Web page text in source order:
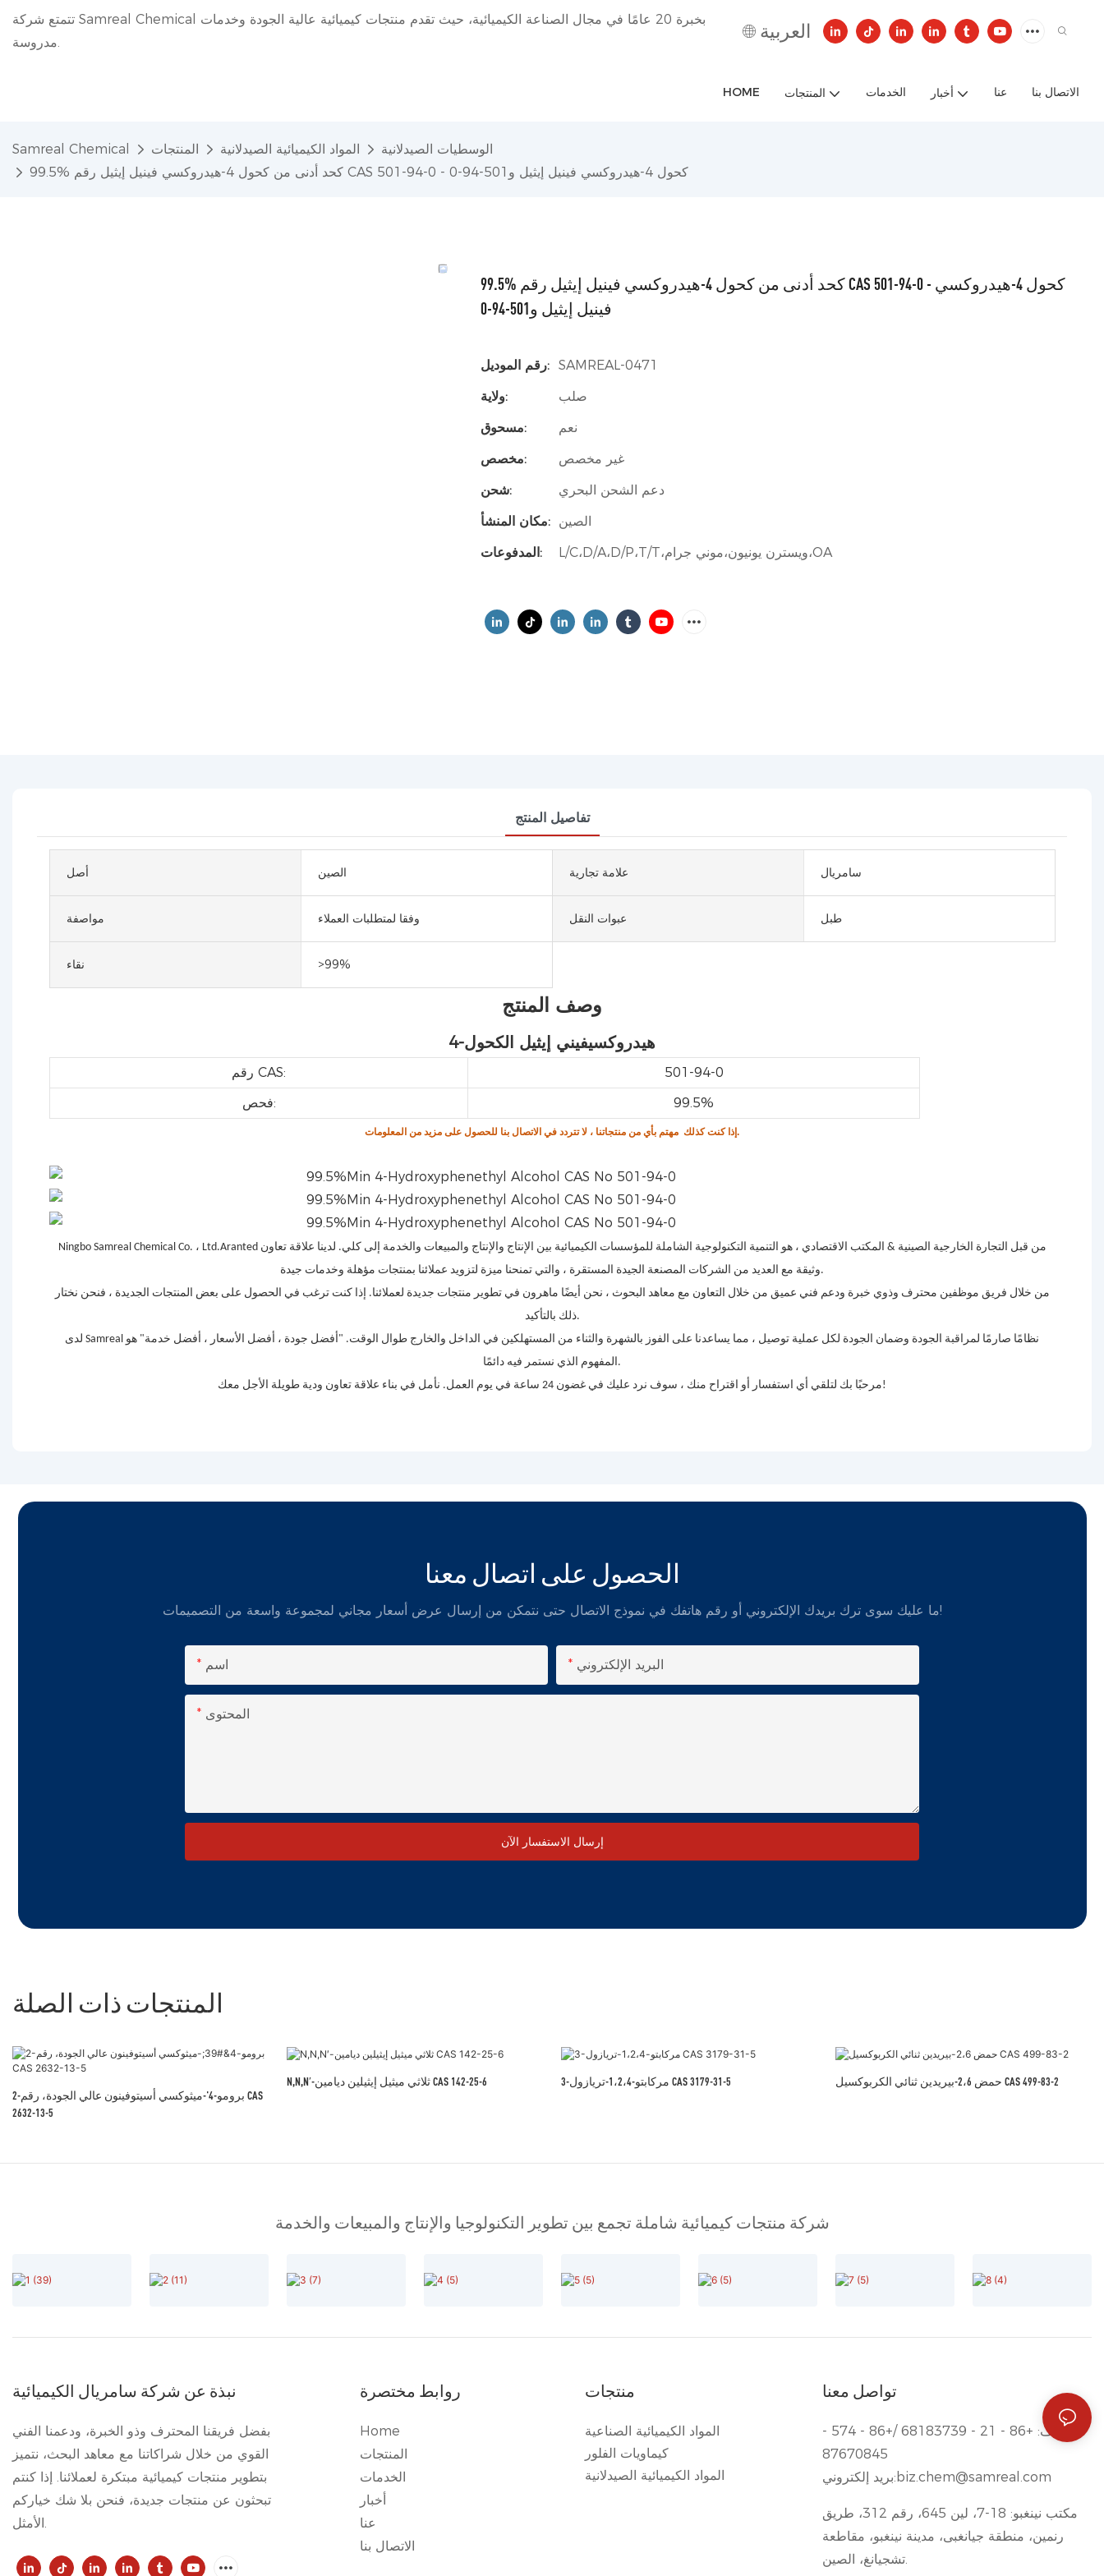
تتمتع شركة Samreal Chemical بخبرة 20 عامًا في مجال الصناعة الكيميائية، حيث تقدم منتجات كيميائية عالية الجودة وخدمات
مدروسة.
العربية
HOME المنتجات الخدمات أخبار عنا الاتصال بنا
Samreal Chemical المنتجات المواد الكيميائية الصيدلانية
الوسطيات الصيدلانية
99.5% كحد أدنى من كحول 4-هيدروكسي فينيل إيثيل رقم CAS 501-94-0 - كحول 4-هيدروكسي فينيل إيثيل و501-94-0
99.5% كحد أدنى من كحول 4-هيدروكسي فينيل إيثيل رقم CAS 501-94-0 - كحول 4-هيدروكسي
فينيل إيثيل و501-94-0
رقم الموديل: SAMREAL-0471
ولاية:
صلب
مسحوق:
نعم
مخصص:
غير مخصص
شحن:
دعم الشحن البحري
مكان المنشأ: الصين
المدفوعات:
L/C،D/A،D/P،T/T،ويسترن يونيون،موني جرام،OA
تفاصيل المنتج
أصل الصين علامة تجارية سامريال
مواصفة وفقا لمتطلبات العملاء عبوات النقل طبل
نقاء >99%
وصف المنتج
4-هيدروكسيفيني إيثيل الكحول
رقم CAS:
501-94-0
فحص:
99.5%
إذا كنت كذلكمهتم بأي من منتجاتنا ، لا تتردد في الاتصال بنا للحصول على مزيد من المعلومات.
Ningbo Samreal Chemical Co. ، Ltd.Aranted من قبل التجارة الخارجية الصينية & المكتب الاقتصادي ، هو التنمية التكنولوجية الشاملة للمؤسسات الكيميائية بين الإنتاج والإنتاج والمبيعات والخدمة إلى كلي. لدينا علاقة تعاون
وثيقة مع العديد من الشركات المصنعة الجيدة المستقرة ، والتي تمنحنا ميزة لتزويد عملائنا بمنتجات مؤهلة وخدمات جيدة.
من خلال فريق موظفين محترف وذوي خبرة ودعم فني عميق من خلال التعاون مع معاهد البحوث ، نحن أيضًا ماهرون في تطوير منتجات جديدة لعملائنا. إذا كنت ترغب في الحصول على بعض المنتجات الجديدة ، فنحن نختار
ذلك بالتأكيد.
لدى Samreal نظامًا صارمًا لمراقبة الجودة وضمان الجودة لكل عملية توصيل ، مما يساعدنا على الفوز بالشهرة والثناء من المستهلكين في الداخل والخارج طوال الوقت. "أفضل جودة ، أفضل الأسعار ، أفضل خدمة" هو
المفهوم الذي نستمر فيه دائمًا.
مرحبًا بك لتلقي أي استفسار أو اقتراح منك ، سوف نرد عليك في غضون 24 ساعة في يوم العمل. نأمل في بناء علاقة تعاون ودية طويلة الأجل معك!
الحصول على اتصال معنا
ما عليك سوى ترك بريدك الإلكتروني أو رقم هاتفك في نموذج الاتصال حتى نتمكن من إرسال عرض أسعار مجاني لمجموعة واسعة من التصميمات!
اسم البريد الإلكتروني
المحتوى
إرسال الاستفسار الآن
المنتجات ذات الصلة
2-برومو-4'-ميثوكسي أسيتوفينون عالي الجودة، رقم CAS
2632-13-5
N,N,N′-ثلاثي ميثيل إيثيلين ديامين CAS 142-25-6 3-مركابتو-1،2،4-تريازول CAS 3179-31-5 حمض 2،6-بيريدين ثنائي الكربوكسيل CAS 499-83-2
شركة منتجات كيميائية شاملة تجمع بين تطوير التكنولوجيا والإنتاج والمبيعات والخدمة
نبذة عن شركة سامريال الكيميائية
بفضل فريقنا المحترف وذو الخبرة، ودعمنا الفني
القوي من خلال شراكاتنا مع معاهد البحث، نتميز
بتطوير منتجات كيميائية مبتكرة لعملائنا. إذا كنتم
تبحثون عن منتجات جديدة، فنحن بلا شك خياركم
الأمثل.
روابط مختصرة
Home
المنتجات
الخدمات
أخبار
عنا
الاتصال بنا
منتجات
المواد الكيميائية الصناعية
كيماويات الفلور
المواد الكيميائية الصيدلانية
تواصل معنا
هاتف: +86 - 21 - 68183739 /+86 - 574 -
87670845
بريد إلكتروني: biz.chem@samreal.com
مكتب نينغبو: 18-7، لين 645، رقم 312، طريق
رنمين، منطقة جيانغبى، مدينة نينغبو، مقاطعة
تشجيانغ، الصين.